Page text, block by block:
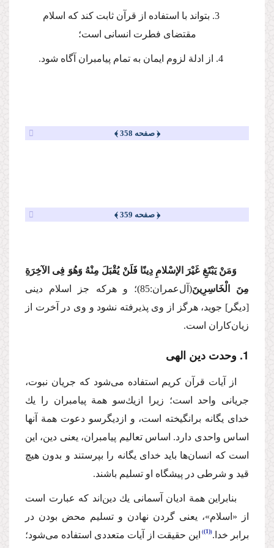
3. بتواند با استفاده از قرآن ثابت كند كه اسلام
مقتضای فطرت انسانی است؛
4. از ادلة لزوم ایمان به تمام پیامبران آگاه شود.
﴿ صفحه 358 ﴾
﴿ صفحه 359 ﴾
وَمَنْ یَبْتَغِ غَیْرَ الإسْلامِ دِینًا فَلَنْ یُقْبَلَ مِنْهُ وَهُوَ فِی الآخِرَةِ
مِنَ الْخَاسِرِینَ(آل‌عمران:85)؛
و هركه جز اسلام دینی
[دیگر] جوید، هرگز از وی پذیرفته نشود و وی در آخرت از
زیان‌كاران است.
1. وحدت دین الهی
از آیات قرآن كریم استفاده می‌شود كه جریان نبوت،
جریانی واحد است؛ زیرا ازیك‌سو همة پیامبران را یك
خدای یگانه برانگیخته است، و ازدیگرسو دعوت همة آنها
اساس واحدی دارد. اساس تعالیم پیامبران، یعنی دین، این
است كه انسان‌ها باید خدای یگانه را بپرستند و بدون هیچ
قید و شرطی در پیشگاه او تسلیم باشند.
بنابراین همة ادیان آسمانی یك دین‌اند كه عبارت است
از «اسلام»، یعنی گردن نهادن و تسلیم محض بودن در
برابر خدا. (1)
این حقیقت از آیات متعددی استفاده می‌شود؛